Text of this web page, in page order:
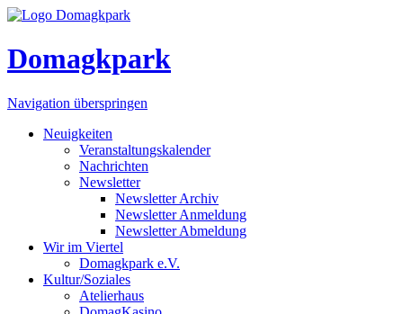
Domagkpark
Navigation überspringen
Neuigkeiten
Veranstaltungskalender
Nachrichten
Newsletter
Newsletter Archiv
Newsletter Anmeldung
Newsletter Abmeldung
Wir im Viertel
Domagkpark e.V.
Kultur/Soziales
Atelierhaus